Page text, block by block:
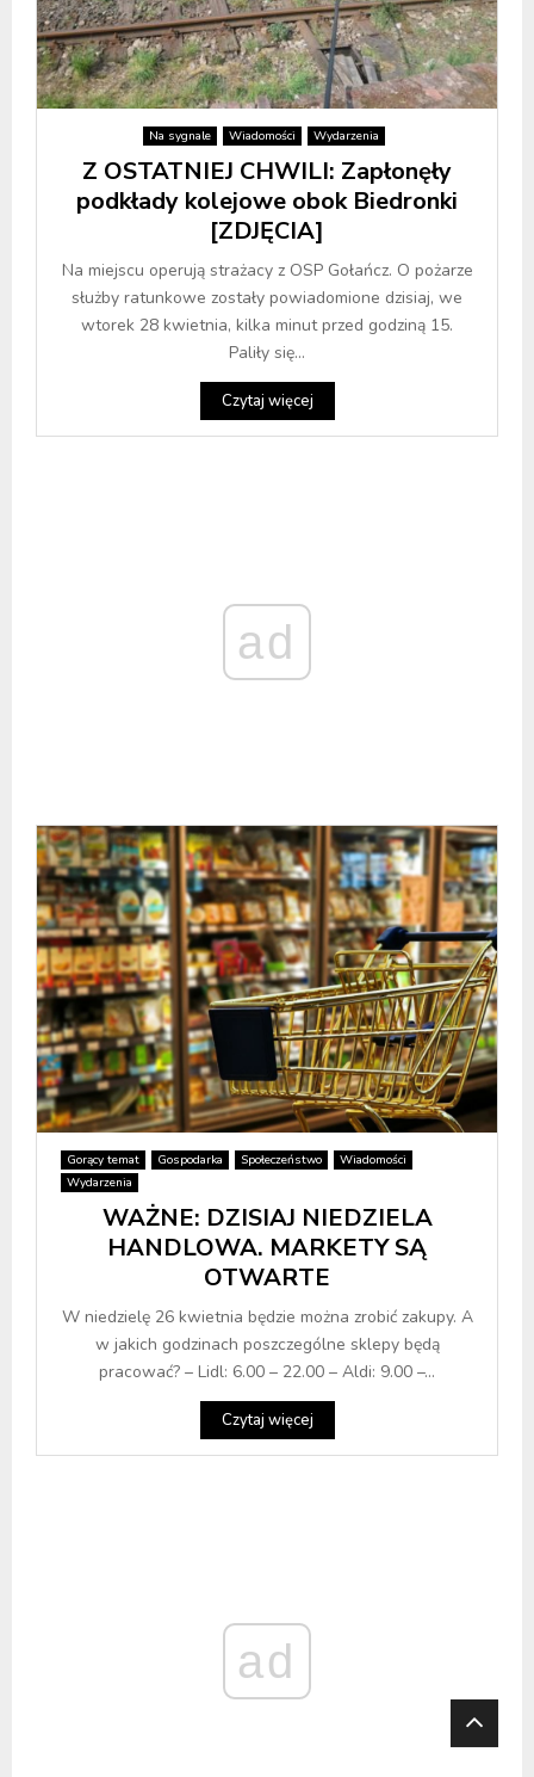
Na sygnale Wiadomości Wydarzenia
Z OSTATNIEJ CHWILI: Zapłonęły
podkłady kolejowe obok Biedronki
[ZDJĘCIA]
Na miejscu operują strażacy z OSP Gołańcz. O pożarze
służby ratunkowe zostały powiadomione dzisiaj, we
wtorek 28 kwietnia, kilka minut przed godziną 15.
Paliły się...
Czytaj więcej
ad
Gorący temat Gospodarka Społeczeństwo
Wiadomości
Wydarzenia
WAŻNE: DZISIAJ NIEDZIELA
HANDLOWA. MARKETY SĄ
OTWARTE
W niedzielę 26 kwietnia będzie można zrobić zakupy. A
w jakich godzinach poszczególne sklepy będą
pracować? – Lidl: 6.00 – 22.00 – Aldi: 9.00 –...
Czytaj więcej
ad